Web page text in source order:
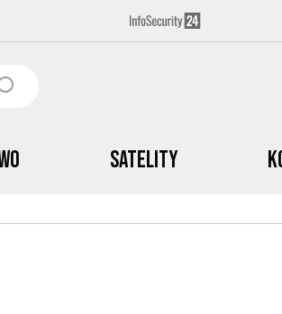
Satelity